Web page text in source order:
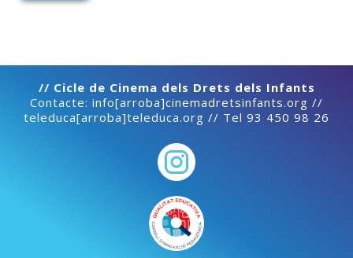
// Cicle de Cinema dels Drets dels Infants
Contacte: info[arroba]cinemadretsinfants.org //
teleduca[arroba]teleduca.org // Tel 93 450 98 26